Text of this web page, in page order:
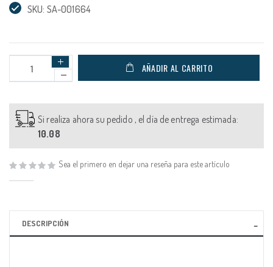
SKU: SA-001664
AÑADIR AL CARRITO
Si realiza ahora su pedido , el día de entrega estimada:
10.08
Sea el primero en dejar una reseña para este artículo
DESCRIPCIÓN